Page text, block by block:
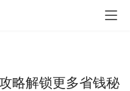
略解锁更多省钱秘